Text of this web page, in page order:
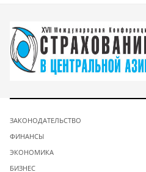
ЗАКОНОДАТЕЛЬСТВО
ФИНАНСЫ
ЭКОНОМИКА
БИЗНЕС